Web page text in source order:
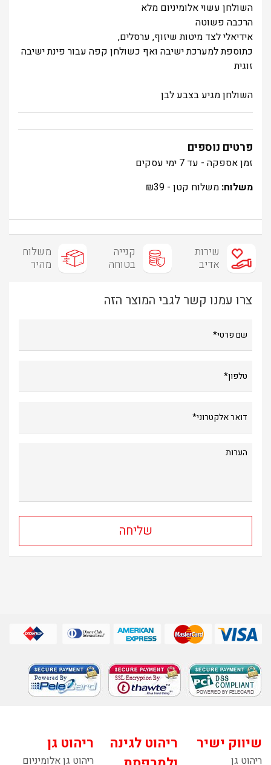
השולחן עשוי אלומיניום מלא
הרכבה פשוטה
אידיאלי לצד מיטות שיזוף, ערסלים,
כתוספת למערכת ישיבה ואף כשולחן קפה עבור פינת ישיבה
זוגית
השולחן מגיע בצבע לבן
פרטים נוספים
זמן אספקה - עד 7 ימי עסקים
משלוח: משלוח קטן - ₪39
שירות
אדיב
קנייה
בטוחה
משלוח
מהיר
צרו עמנו קשר לגבי המוצר הזה
שיווק ישיר
ריהוט גן
ריהוט לגינה
ריהוט גן
ריהוט גן אלומיניום